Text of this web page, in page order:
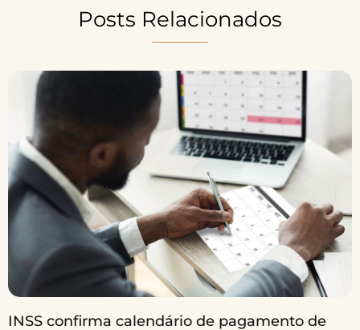
Posts Relacionados
INSS confirma calendário de pagamento de